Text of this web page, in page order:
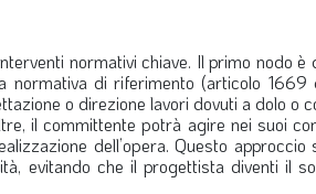
normativi chiave. Il primo nodo è
normativa di riferimento (articolo 1669
o direzione lavori dovuti a dolo o
il committente potrà agire nei suoi
dell’opera. Questo approccio
evitando che il progettista diventi il